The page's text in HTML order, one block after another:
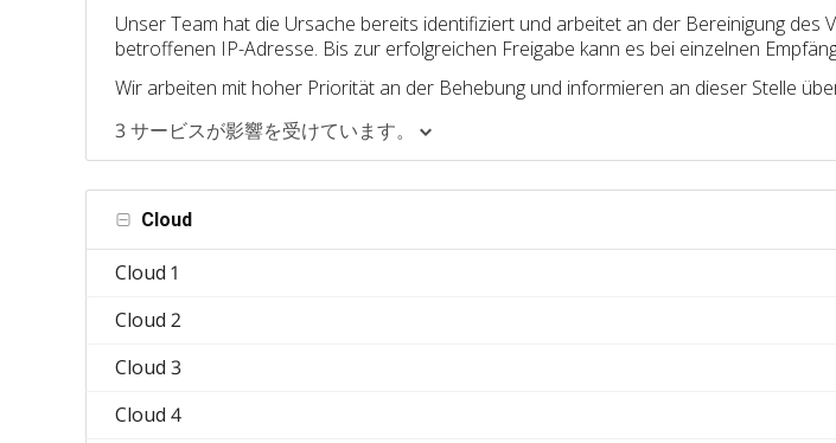
Unser Team hat die Ursache bereits identifiziert und arbeitet an der Bereinigung
betroffenen IP-Adresse. Bis zur erfolgreichen Freigabe kann es bei einzelnen
Wir arbeiten mit hoher Priorität an der Behebung und informieren an dieser Stelle
3 サービスが影響を受けています。
Cloud
Cloud 1
Cloud 2
Cloud 3
Cloud 4